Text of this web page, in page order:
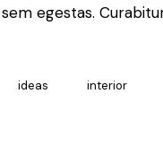
sem egestas.
ideas interior